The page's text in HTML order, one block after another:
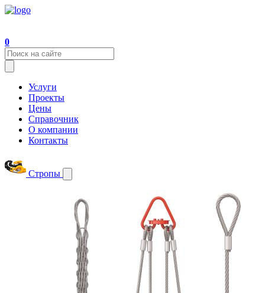
0
Услуги
Проекты
Цены
Справочник
О компании
Контакты
Стропы